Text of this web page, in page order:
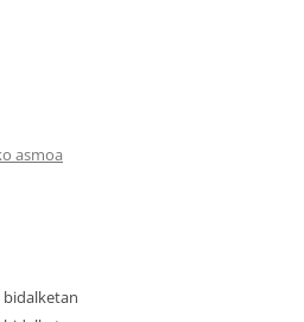
asmoa
bidalketan